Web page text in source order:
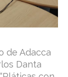
de Adacca
Danta